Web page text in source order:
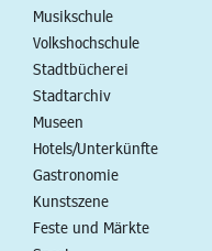
Musikschule
Volkshochschule
Stadtbücherei
Stadtarchiv
Museen
Hotels/Unterkünfte
Gastronomie
Kunstszene
Feste und Märkte